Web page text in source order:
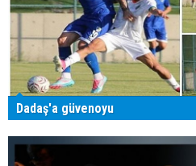
Dadaş'a güvenoyu